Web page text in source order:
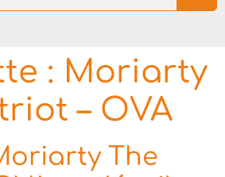
: Moriarty
– OVA
The